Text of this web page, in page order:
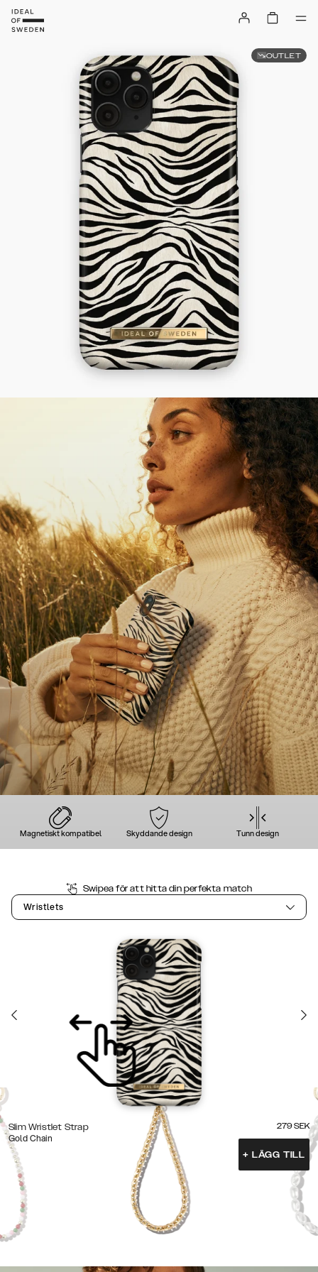
Magnetiskt kompatibel Skyddande design Tunn design
Swipea för att hitta din perfekta match
Wristlets
Slim Wristlet Strap
Gold Chain
279 SEK
+ LÄGG TILL
OUTLET